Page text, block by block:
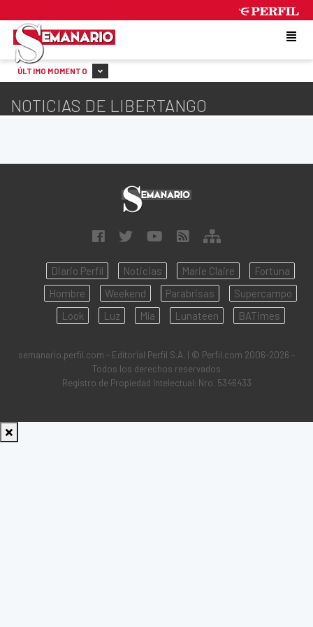
ÚLTIMO MOMENTO
NOTICIAS DE LIBERTANGO
Diario Perfil Noticias Marie Claire
Fortuna
Hombre
Weekend Parabrisas
Supercampo
Look
Luz Mía Lunateen BATimes
semanario.perfil.com - Editorial Perfil S.A. | © Perfil.com 2006-2026 -
Todos los derechos reservados
Registro de Propiedad Intelectual: Nro. 5346433